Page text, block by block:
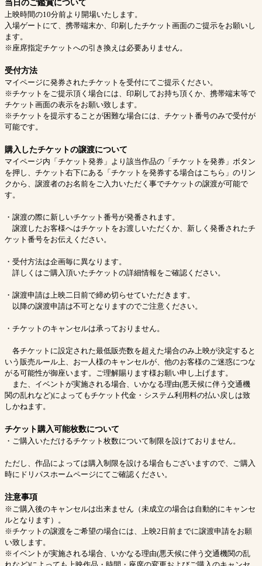
当日のご鑑賞について
上映時間の10分前より開場いたします。
入場ゲートにて、携帯端末か、印刷したチケット画面のご提示をお願いし
ます。
※座席指定チケットへの引き換えは必要ありません。
受付方法
マイページに発券されたチケットを受付にてご提示ください。
※チケットをご提示頂く場合には、印刷してお持ち頂くか、携帯端末等で
チケット画面の表示をお願い致します。
※チケットを提示することが困難な場合には、チケット番号のみで受付が
可能です。
購入したチケットの譲渡について
マイページ内「チケット発券」より該当作品の「チケットを発券」ボタン
を押し、チケット右下にある「チケットを発券する場合はこちら」のリン
クから、譲渡者のお名前をご入力いただく事でチケットの譲渡が可能で
す。
・譲渡の際に新しいチケット番号が発番されます。
譲渡したお客様へはチケットをお渡しいただくか、新しく発番されたチ
ケット番号をお伝えください。
・受付方法は企画毎に異なります。
詳しくはご購入頂いたチケットの詳細情報をご確認ください。
・譲渡申請は上映二日前で締め切らせていただきます。
以降の譲渡申請は不可となりますのでご注意ください。
・チケットのキャンセルは承っておりません。
各チケットに設定された最低販売数を超えた場合のみ上映が決定すると
いう販売ルール上、お一人様のキャンセルが、他のお客様のご迷惑につな
がる可能性が御座います。ご理解賜ります様お願い申し上げます。
また、イベントが実施される場合、いかなる理由(悪天候に伴う交通機
関の乱れなど)によってもチケット代金・システム利用料の払い戻しは致
しかねます。
チケット購入可能枚数について
・ご購入いただけるチケット枚数について制限を設けておりません。
ただし、作品によっては購入制限を設ける場合もございますので、ご購入
時にドリパスホームページにてご確認ください。
注意事項
※ご購入後のキャンセルは出来ません（未成立の場合は自動的にキャンセ
ルとなります）。
※チケットの譲渡をご希望の場合には、上映2日前までに譲渡申請をお願
い致します。
※イベントが実施される場合、いかなる理由(悪天候に伴う交通機関の乱